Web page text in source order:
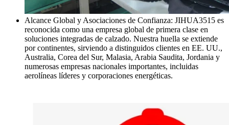
Alcance Global y Asociaciones de Confianza: JIHUA3515 es
reconocida como una empresa global de primera clase en
soluciones integradas de calzado. Nuestra huella se extiende
por continentes, sirviendo a distinguidos clientes en EE. UU.,
Australia, Corea del Sur, Malasia, Arabia Saudita, Jordania y
numerosas empresas nacionales importantes, incluidas
aerolíneas líderes y corporaciones energéticas.